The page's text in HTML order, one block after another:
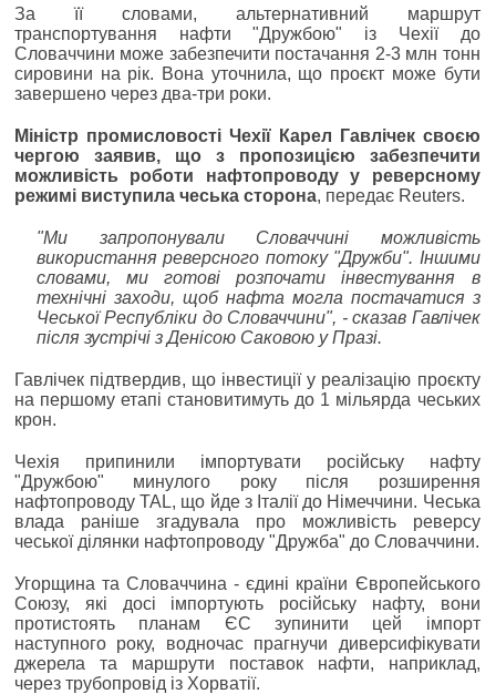
За її словами, альтернативний маршрут
транспортування нафти "Дружбою" із Чехії до
Словаччини може забезпечити постачання 2-3 млн тонн
сировини на рік. Вона уточнила, що проєкт може бути
завершено через два-три роки.
Міністр промисловості Чехії Карел Гавлічек своєю
чергою заявив, що з пропозицією забезпечити
можливість роботи нафтопроводу у реверсному
режимі виступила чеська сторона, передає Reuters.
"Ми запропонували Словаччині можливість
використання реверсного потоку "Дружби". Іншими
словами, ми готові розпочати інвестування в
технічні заходи, щоб нафта могла постачатися з
Чеської Республіки до Словаччини", - сказав Гавлічек
після зустрічі з Денісою Саковою у Празі.
Гавлічек підтвердив, що інвестиції у реалізацію проєкту
на першому етапі становитимуть до 1 мільярда чеських
крон.
Чехія припинили імпортувати російську нафту
"Дружбою" минулого року після розширення
нафтопроводу TAL, що йде з Італії до Німеччини. Чеська
влада раніше згадувала про можливість реверсу
чеської ділянки нафтопроводу "Дружба" до Словаччини.
Угорщина та Словаччина - єдині країни Європейського
Союзу, які досі імпортують російську нафту, вони
протистоять планам ЄС зупинити цей імпорт
наступного року, водночас прагнучи диверсифікувати
джерела та маршрути поставок нафти, наприклад,
через трубопровід із Хорватії.